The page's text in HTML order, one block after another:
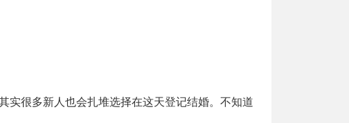
实很多新人也会扎堆选择在这天登记结婚。不知道